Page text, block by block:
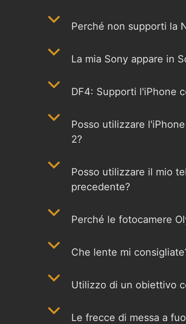
b Perché non supporti la
b La mia Sony appare in
b DF4: Supporti l'iPhone
b
Posso utilizzare
2?
b
Posso utilizzare il mio
precedente?
b Perché le fotocamere
b Che lente mi
b Utilizzo di un obiettivo
b Le frecce di messa a